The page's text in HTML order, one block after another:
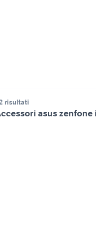
risultati
asus zenfone